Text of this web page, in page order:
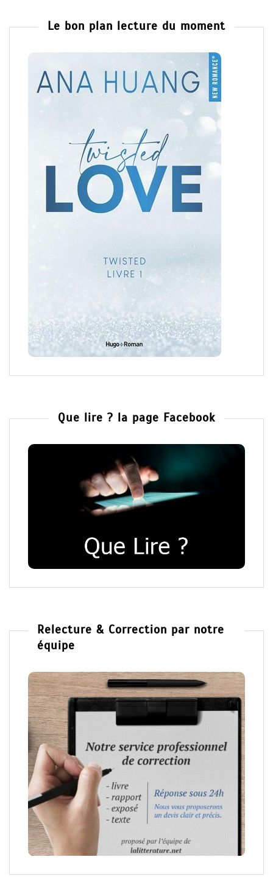
Le bon plan lecture du moment
Que lire ? la page Facebook
Relecture & Correction par notre
équipe